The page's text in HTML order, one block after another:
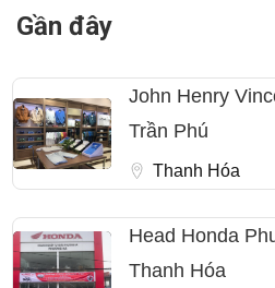
Gần đây
John Henry
Trần Phú
Thanh Hóa
Head Honda
Thanh Hóa